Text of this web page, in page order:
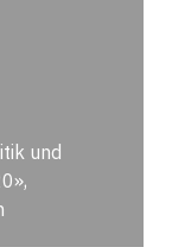
und